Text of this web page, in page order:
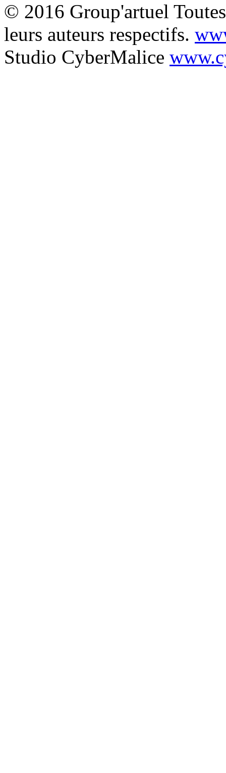
© 2016 Group'artuel
leurs auteurs respectifs.
Studio CyberMalice